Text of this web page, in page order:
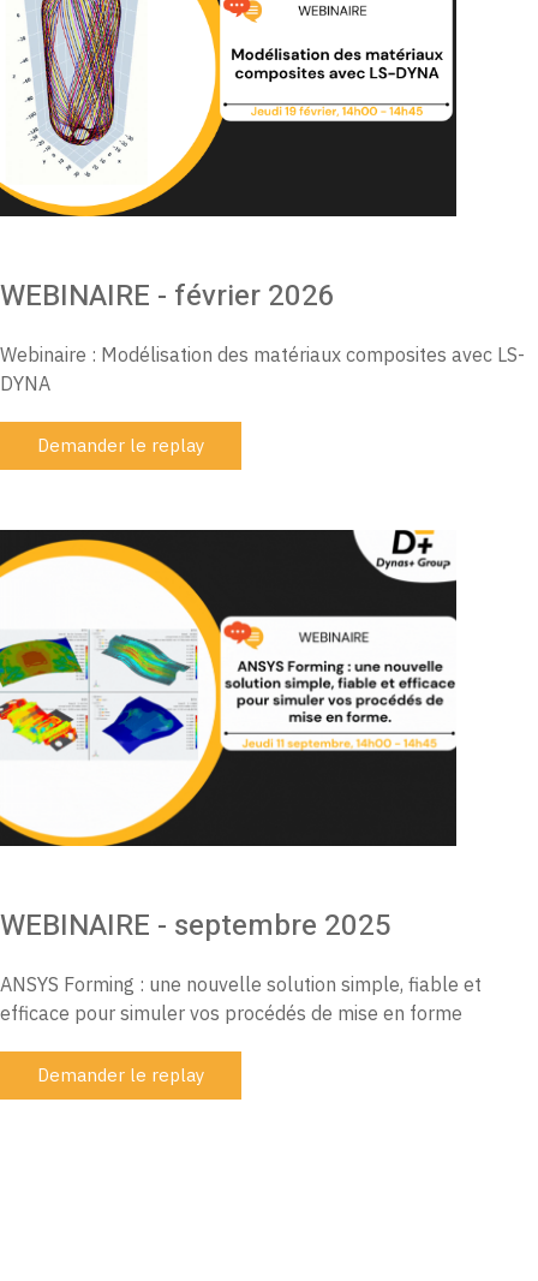
WEBINAIRE - février 2026
Webinaire : Modélisation des matériaux composites avec LS-
DYNA
Demander le replay
WEBINAIRE - septembre 2025
ANSYS Forming : une nouvelle solution simple, fiable et
efficace pour simuler vos procédés de mise en forme
Demander le replay